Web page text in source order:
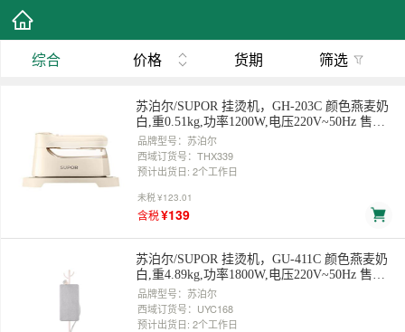
综合 价格 货期 筛选
苏泊尔/SUPOR 挂烫机，GH-203C 颜色燕麦奶
白,重0.51kg,功率1200W,电压220V~50Hz 售卖
规格：1台
品牌型号：苏泊尔
西域订货号：THX339
预计出货日: 2个工作日
未税¥123.01
含税¥139
苏泊尔/SUPOR 挂烫机，GU-411C 颜色燕麦奶
白,重4.89kg,功率1800W,电压220V~50Hz 售卖
规格：1台
品牌型号：苏泊尔
西域订货号：UYC168
预计出货日: 2个工作日